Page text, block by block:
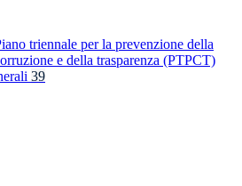
triennale per la prevenzione della
e della trasparenza (PTPCT)
39